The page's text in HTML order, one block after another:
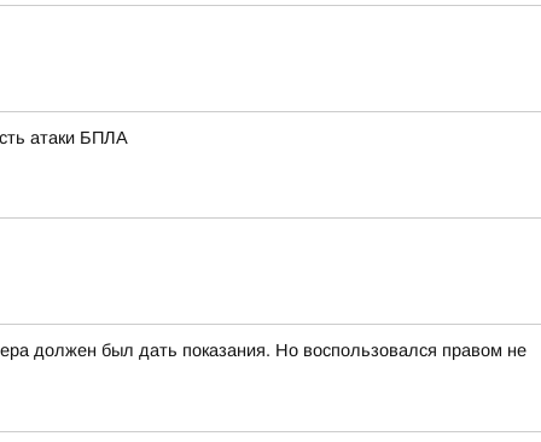
атаки БПЛА
должен был дать показания. Но воспользовался правом не